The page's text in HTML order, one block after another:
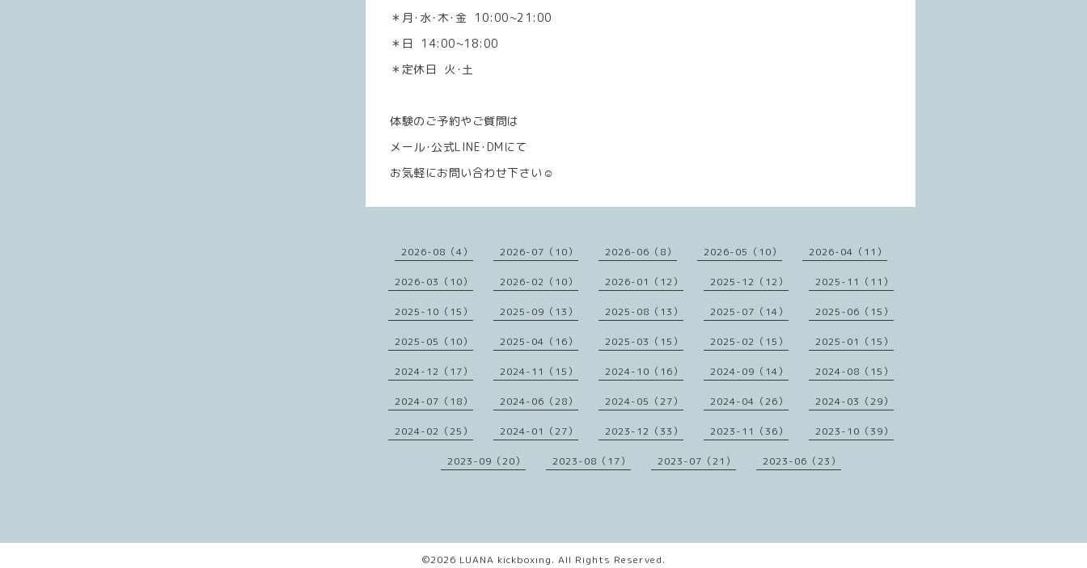
＊月･水･木･金 10:00~21:00
＊日 14:00~18:00
＊定休日 火･土
体験のご予約やご質問は
メール･公式LINE･DMにて
お気軽にお問い合わせ下さい☺️
2026-08（4） 2026-07（10） 2026-06（8） 2026-05（10） 2026-04（11）
2026-03（10） 2026-02（10） 2026-01（12） 2025-12（12） 2025-11（11）
2025-10（15） 2025-09（13） 2025-08（13） 2025-07（14） 2025-06（15）
2025-05（10） 2025-04（16） 2025-03（15） 2025-02（15） 2025-01（15）
2024-12（17） 2024-11（15） 2024-10（16） 2024-09（14） 2024-08（15）
2024-07（18） 2024-06（28） 2024-05（27） 2024-04（26） 2024-03（29）
2024-02（25） 2024-01（27） 2023-12（33） 2023-11（36） 2023-10（39）
2023-09（20） 2023-08（17） 2023-07（21） 2023-06（23）
©2026 LUANA kickboxing. All Rights Reserved.